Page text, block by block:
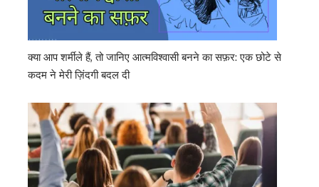
क्या आप शर्मीले हैं, तो जानिए आत्मविश्वासी बनने का सफ़र: एक छोटे से
कदम ने मेरी ज़िंदगी बदल दी